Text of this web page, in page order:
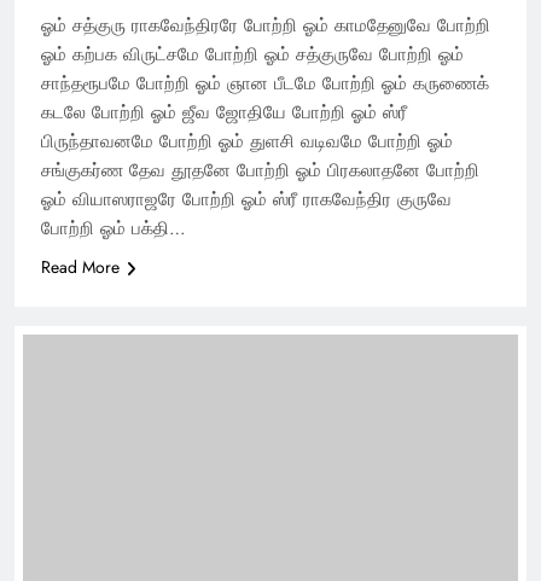
ஓம் சத்குரு ராகவேந்திரரே போற்றி ஓம் காமதேனுவே போற்றி
ஓம் கற்பக விருட்சமே போற்றி ஓம் சத்குருவே போற்றி ஓம்
சாந்தரூபமே போற்றி ஓம் ஞான பீடமே போற்றி ஓம் கருணைக்
கடலே போற்றி ஓம் ஜீவ ஜோதியே போற்றி ஓம் ஸ்ரீ
பிருந்தாவனமே போற்றி ஓம் துளசி வடிவமே போற்றி ஓம்
சங்குகர்ண தேவ தூதனே போற்றி ஓம் பிரகலாதனே போற்றி
ஓம் வியாஸராஜரே போற்றி ஓம் ஸ்ரீ ராகவேந்திர குருவே
போற்றி ஓம் பக்தி…
Read More